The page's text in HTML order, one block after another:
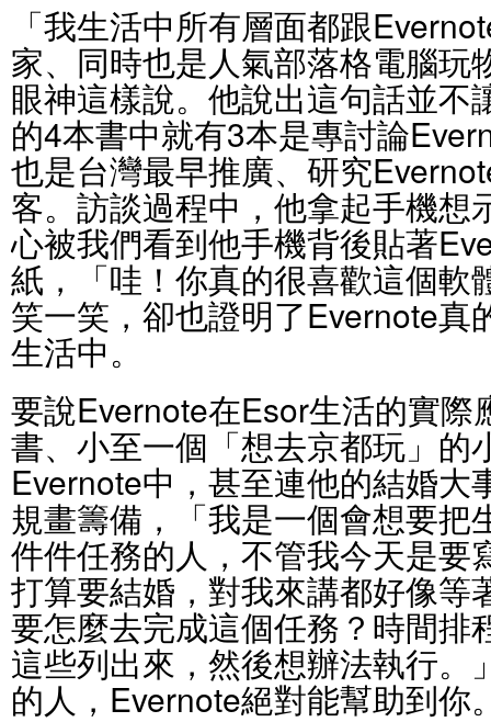
「我生活中所有層面都跟
家、同時也是人氣部落格電腦玩
眼神這樣說。他說出這句話並不
的4本書中就有3本是專討論
也是台灣最早推廣、研究
客。訪談過程中，他拿起手機想
心被我們看到他手機背後貼著
紙，「哇！你真的很喜歡這個軟
笑一笑，卻也證明了Evernote真
生活中。
要說Evernote在Esor生活的實際
書、小至一個「想去京都玩」的
Evernote中，甚至連他的結婚大
規畫籌備，「我是一個會想要把
件件任務的人，不管我今天是要
打算要結婚，對我來講都好像等
要怎麼去完成這個任務？時間排
這些列出來，然後想辦法執行。
的人，Evernote絕對能幫助到你